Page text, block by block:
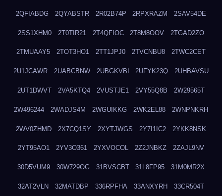
2QFIABDG 2QYABSTR 2R02B74P 2RPXRAZM 2SAV54DE
2SS1XHM0 2T0TIR21 2T4QFIOC 2T8M8OOV 2TGAD2ZO
2TMUAAY5 2TOT3HO1 2TT1JPJ0 2TVCNBU8 2TWC2CET
2U1JCAWR 2UABCBNW 2UBGKVBI 2UFYK23Q 2UHBAVSU
2UT1DWVT 2VA5KTQ4 2VUSTJE1 2VY55Q8B 2W29565T
2W496244 2WADJS4M 2WGUIKKG 2WK2EL88 2WNPNKRH
2WV0ZHMD 2X7CQ1SY 2XYTJWGS 2Y7I1IC2 2YKK8NSK
2YT95AO1 2YV3O361 2YXVOCOL 2Z2JNBKZ 2ZAJL9NV
30D5VUM9 30W729OG 31BVSCBT 31L8FP95 31M0MR2X
32AT2VLN 32MATDBP 336RPFHA 33ANXYRH 33CR504T